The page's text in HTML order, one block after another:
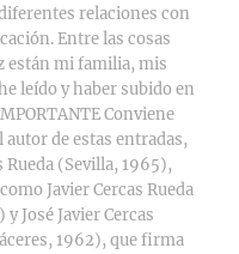
relaciones con
Entre las cosas
están mi familia, mis
leído y haber subido en
Conviene
autor de estas entradas,
Rueda (Sevilla, 1965),
Javier Cercas Rueda
José Javier Cercas
1962), que firma